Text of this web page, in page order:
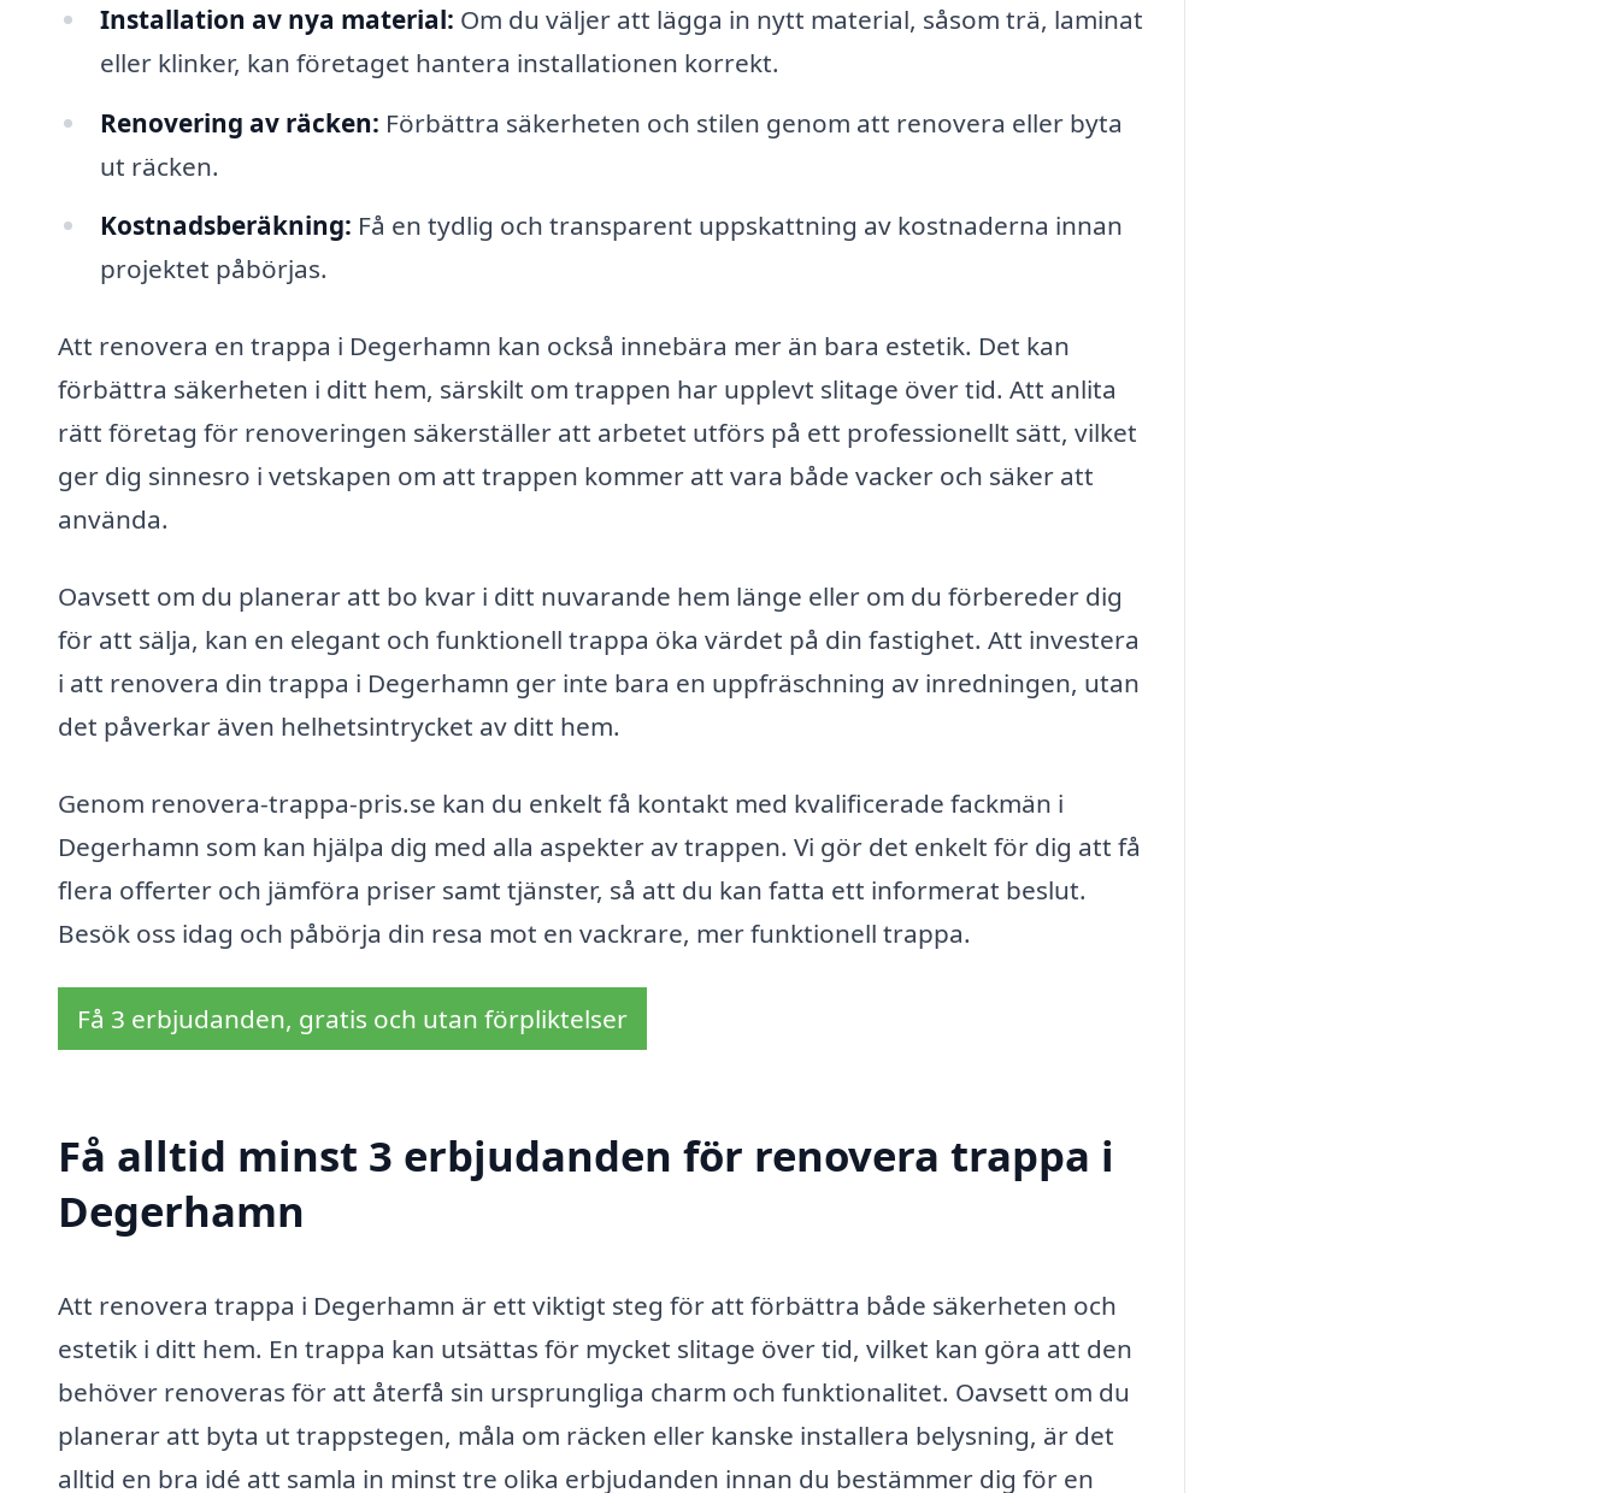
Installation av nya material: Om du väljer att lägga in nytt material, såsom trä, laminat
eller klinker, kan företaget hantera installationen korrekt.
Renovering av räcken: Förbättra säkerheten och stilen genom att renovera eller byta
ut räcken.
Kostnadsberäkning: Få en tydlig och transparent uppskattning av kostnaderna innan
projektet påbörjas.
Att renovera en trappa i Degerhamn kan också innebära mer än bara estetik. Det kan
förbättra säkerheten i ditt hem, särskilt om trappen har upplevt slitage över tid. Att anlita
rätt företag för renoveringen säkerställer att arbetet utförs på ett professionellt sätt, vilket
ger dig sinnesro i vetskapen om att trappen kommer att vara både vacker och säker att
använda.
Oavsett om du planerar att bo kvar i ditt nuvarande hem länge eller om du förbereder dig
för att sälja, kan en elegant och funktionell trappa öka värdet på din fastighet. Att investera
i att renovera din trappa i Degerhamn ger inte bara en uppfräschning av inredningen, utan
det påverkar även helhetsintrycket av ditt hem.
Genom renovera-trappa-pris.se kan du enkelt få kontakt med kvalificerade fackmän i
Degerhamn som kan hjälpa dig med alla aspekter av trappen. Vi gör det enkelt för dig att få
flera offerter och jämföra priser samt tjänster, så att du kan fatta ett informerat beslut.
Besök oss idag och påbörja din resa mot en vackrare, mer funktionell trappa.
Få 3 erbjudanden, gratis och utan förpliktelser
Få alltid minst 3 erbjudanden för renovera trappa i
Degerhamn
Att renovera trappa i Degerhamn är ett viktigt steg för att förbättra både säkerheten och
estetik i ditt hem. En trappa kan utsättas för mycket slitage över tid, vilket kan göra att den
behöver renoveras för att återfå sin ursprungliga charm och funktionalitet. Oavsett om du
planerar att byta ut trappstegen, måla om räcken eller kanske installera belysning, är det
alltid en bra idé att samla in minst tre olika erbjudanden innan du bestämmer dig för en